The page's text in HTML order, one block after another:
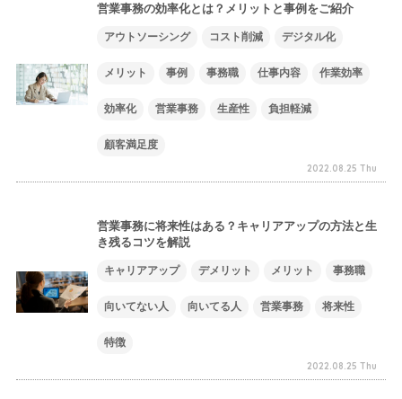
営業事務の効率化とは？メリットと事例をご紹介
アウトソーシング コスト削減 デジタル化
メリット 事例 事務職 仕事内容 作業効率
効率化 営業事務 生産性 負担軽減
顧客満足度
2022.08.25 Thu
営業事務に将来性はある？キャリアアップの方法と生
き残るコツを解説
キャリアアップ デメリット メリット 事務職
向いてない人 向いてる人 営業事務 将来性
特徴
2022.08.25 Thu